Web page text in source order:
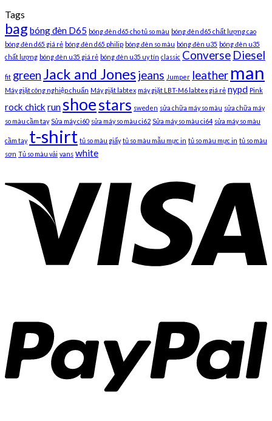
Tags
bag bóng đèn D65 bóng đèn d65 cho tủ so màu bóng đèn d65 chất lượng cao
bóng đèn d65 giá rẻ bóng đèn d65 philip bóng đèn so màu bóng đèn u35 bóng đèn u35
chất lượng bóng đèn u35 giá rẻ bóng đèn u35 uy tín classic Converse Diesel
fit greenJack and Jonesjeans Jumper leather man
Máy giặt công nghiệp chuẩn Máy giặt labtex máy giặt LBT-M6 labtex giá rẻ nypd Pink
rock chick runshoestars sweden sửa chữa máy so màu sửa chữa máy
so màu cầm tay Sửa máy ci60 sửa máy so màu ci62 Sửa máy so màu ci64 sửa máy so màu
cầm tay t-shirt tủ so màu giấy tủ so màu mẫu mực in tủ so màu mực in tủ so màu
sơn Tủ so màu vải vans white